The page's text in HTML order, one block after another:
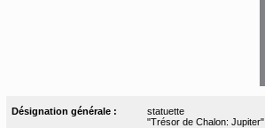
Désignation générale :
statuette
"Trésor de Chalon: Jupiter"